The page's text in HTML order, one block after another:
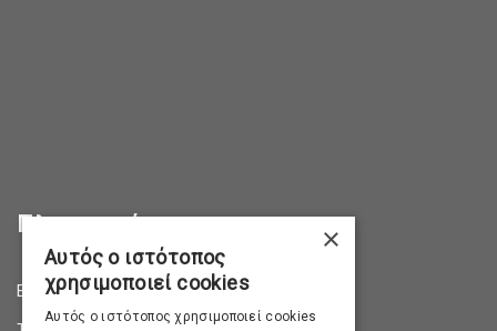
Πληροφορίες
Επικοινωνία
×
Αυτός ο ιστότοπος
χρησιμοποιεί cookies
Αυτός ο ιστότοπος χρησιμοποιεί cookies